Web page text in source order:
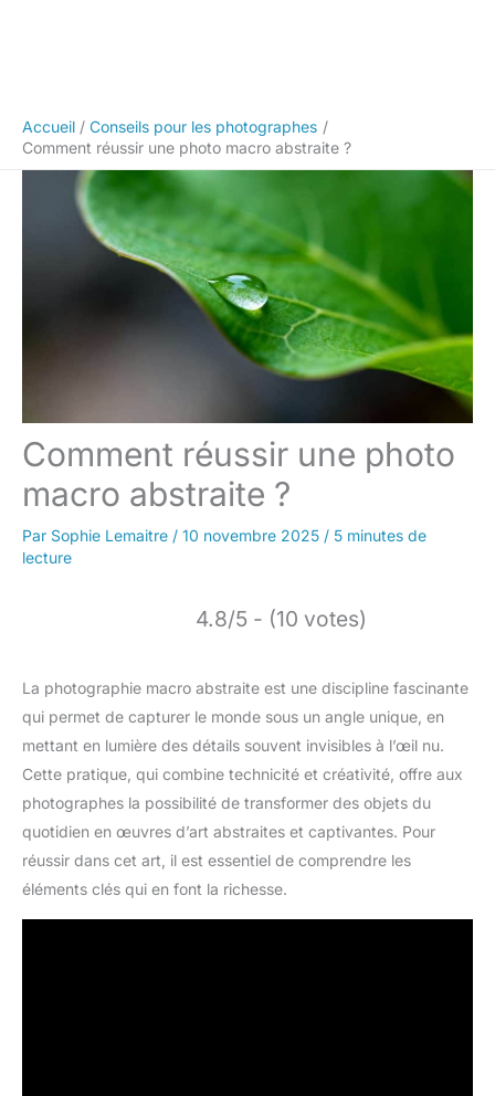
Accueil
Conseils pour les photographes
Comment réussir une photo macro abstraite ?
Comment réussir une photo
macro abstraite ?
Par Sophie Lemaitre / 10 novembre 2025 / 5 minutes de
lecture
4.8/5 - (10 votes)
La photographie macro abstraite est une discipline fascinante
qui permet de capturer le monde sous un angle unique, en
mettant en lumière des détails souvent invisibles à l’œil nu.
Cette pratique, qui combine technicité et créativité, offre aux
photographes la possibilité de transformer des objets du
quotidien en œuvres d’art abstraites et captivantes. Pour
réussir dans cet art, il est essentiel de comprendre les
éléments clés qui en font la richesse.